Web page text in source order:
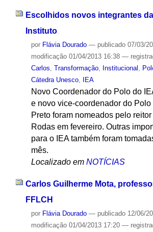
Escolhidos novos integrantes
Instituto
por Flávia Dourado — publicado07/03/
modificação01/04/2013 16:38 —
Carlos, Transformação, Institucional ,
Cátedra Unesco, IEA
Novo Coordenador do Polo do
e novo vice-coordenador do
Preto foram nomeados pelo
Rodas em fevereiro. Outras
para o IEA também foram
mês.
Localizado em NOTÍCIAS
Carlos Guilherme Mota,
FFLCH
por Flávia Dourado — publicado12/06/
modificação01/04/2013 17:20 —